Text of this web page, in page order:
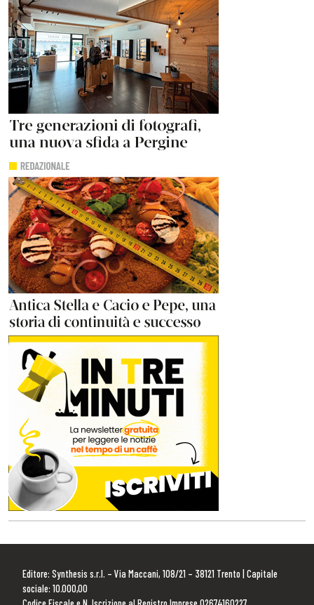
Editore: Synthesis s.r.l. – Via Maccani, 108/21 – 38121 Trento | Capitale
sociale: 10.000,00